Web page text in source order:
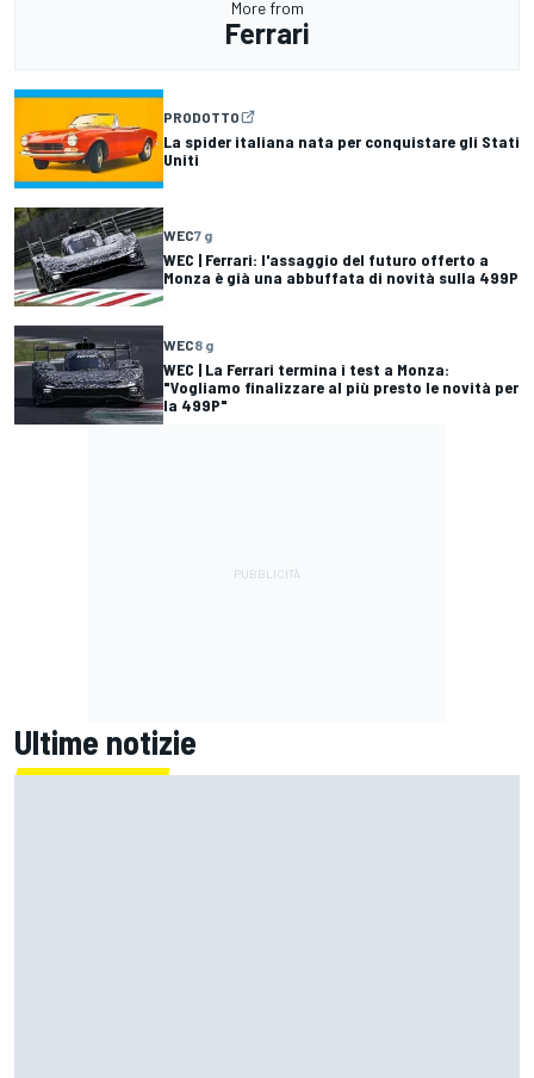
More from
Ferrari
PRODOTTO
La spider italiana nata per conquistare gli Stati
Uniti
WEC7 g
WEC | Ferrari: l'assaggio del futuro offerto a
Monza è già una abbuffata di novità sulla 499P
WEC8 g
WEC | La Ferrari termina i test a Monza:
"Vogliamo finalizzare al più presto le novità per
la 499P"
Ultime notizie